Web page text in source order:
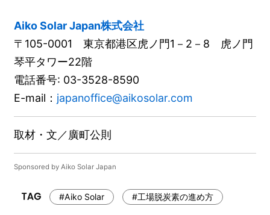
Aiko Solar Japan株式会社
〒105-0001 東京都港区虎ノ門1－2－8 虎ノ門
琴平タワー22階
電話番号: 03-3528-8590
E-mail： japanoffice@aikosolar.com
取材・文／廣町公則
Sponsored by Aiko Solar Japan
#Aiko Solar #工場脱炭素の進め方